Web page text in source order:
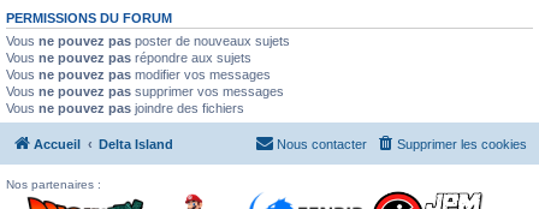
PERMISSIONS DU FORUM
Vous ne pouvez pas poster de nouveaux sujets
Vous ne pouvez pas répondre aux sujets
Vous ne pouvez pas modifier vos messages
Vous ne pouvez pas supprimer vos messages
Vous ne pouvez pas joindre des fichiers
Accueil Delta Island Supprimer les cookies
Nous contacter
Nos partenaires :